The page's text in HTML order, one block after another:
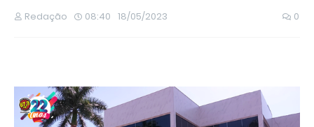
Redação 08:40 18/05/2023 0